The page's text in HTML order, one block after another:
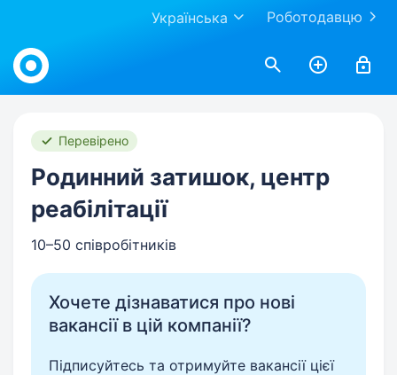
Роботодавцю
Українська
Work.ua
Перевірено
Родинний затишок, центр
реабілітації
10–50 співробітників
Хочете дізнаватися про нові
вакансії в цій компанії?
Підписуйтесь та отримуйте вакансії цієї